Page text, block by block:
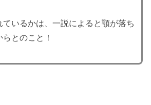
ているかは、一説によると顎が落ち
とのこと！